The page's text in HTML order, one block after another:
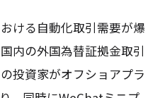
ける自動化取引需要が爆
内の外国為替証拠金取引
投資家がオフショアプラ